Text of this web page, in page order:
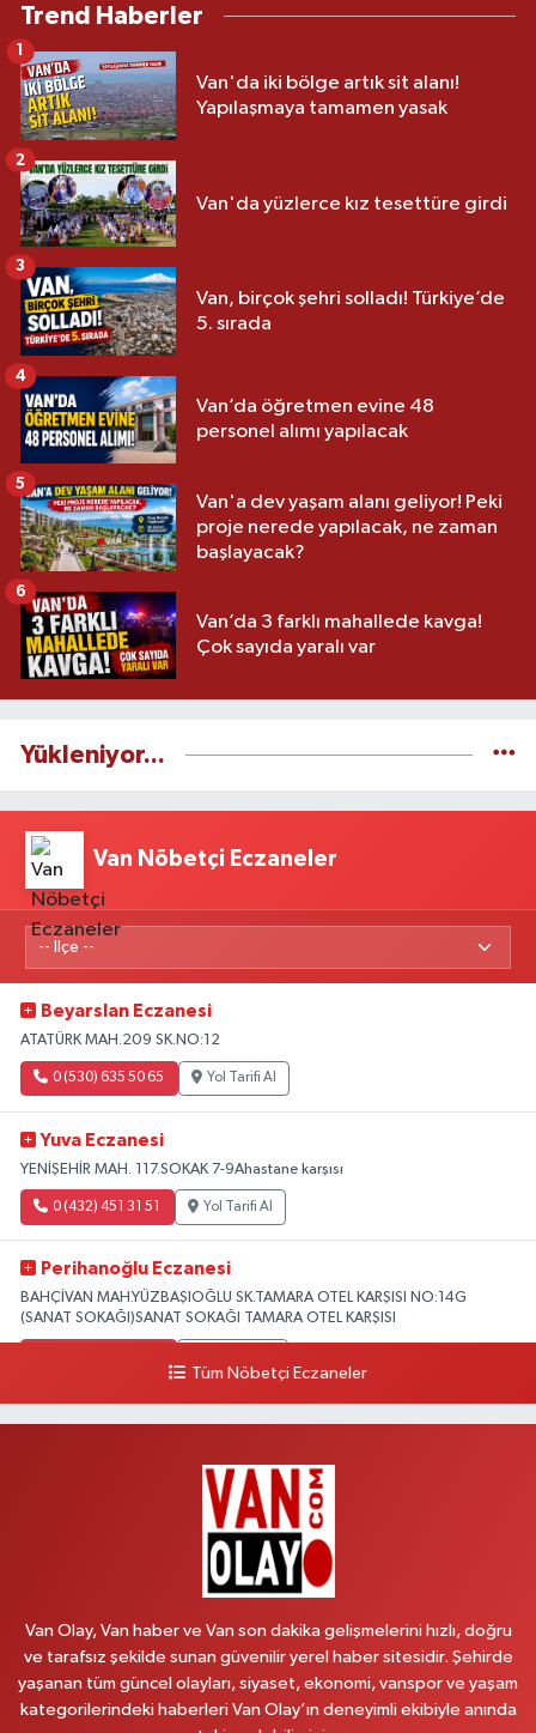
Trend Haberler
Van'da iki bölge artık sit alanı!
Yapılaşmaya tamamen yasak
Van'da yüzlerce kız tesettüre girdi
2
Van, birçok şehri solladı! Türkiye’de
5. sırada
3
Van’da öğretmen evine 48
personel alımı yapılacak
4
Van'a dev yaşam alanı geliyor! Peki
proje nerede yapılacak, ne zaman
başlayacak?
5
Van’da 3 farklı mahallede kavga!
Çok sayıda yaralı var
6
Yükleniyor...
Van Nöbetçi Eczaneler
Beyarslan Eczanesi
ATATÜRK MAH.209 SK.NO:12
0 (530) 635 50 65 Yol Tarifi Al
Yuva Eczanesi
YENİŞEHİR MAH. 117.SOKAK 7-9Ahastane karşısı
0 (432) 451 31 51 Yol Tarifi Al
Perihanoğlu Eczanesi
BAHÇİVAN MAH.YÜZBAŞIOĞLU SK.TAMARA OTEL KARŞISI NO:14G
(SANAT SOKAĞI)SANAT SOKAĞI TAMARA OTEL KARŞISI
Yol Tarifi Al
BEYAZIT MAH.ZEYLAN CADDESİ OKYANUS GİYİM YANI NO:1
Afşar Eczanesi
Kazım Karabekir cad.Eski Araştırma Hastanesi karşısı (kent park karşısı )
Tüm Nöbetçi Eczaneler
Van Olay, Van haber ve Van son dakika gelişmelerini hızlı, doğru
ve tarafsız şekilde sunan güvenilir yerel haber sitesidir. Şehirde
yaşanan tüm güncel olayları, siyaset, ekonomi, vanspor ve yaşam
kategorilerindeki haberleri Van Olay’ın deneyimli ekibiyle anında